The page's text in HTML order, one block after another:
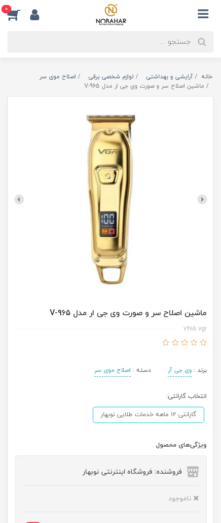
0
خانه آرایشی و بهداشتی لوازم شخصی برقی
اصلاح موی سر
ماشین اصلاح سر و صورت وی جی ار مدل V-965
ماشین اصلاح سر و صورت وی جی ار مدل V-965
v965 vgr
برند : وی جی آر دسته : اصلاح موی سر
انتخاب گارانتی:
گارانتی 12 ماهه خدمات طلایی نوبهار
ویژگی‌های محصول
فروشنده: فروشگاه اینترنتی نوبهار
ناموجود